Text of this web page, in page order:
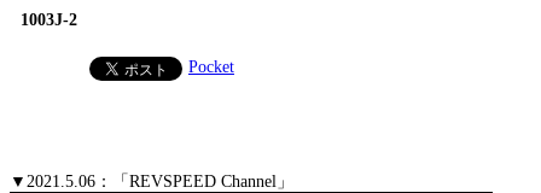
1003J-2
Pocket
▼2021.5.06：「REVSPEED Channel」